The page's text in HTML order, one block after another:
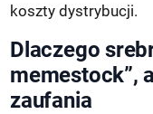
koszty dystrybucji.
Dlaczego
memestock”,
zaufania